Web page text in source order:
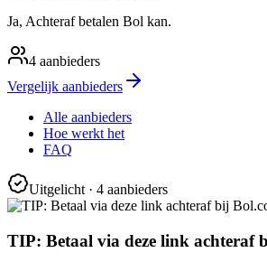
Ja, Achteraf betalen Bol kan.
4 aanbieders
Vergelijk aanbieders
Alle aanbieders
Hoe werkt het
FAQ
Uitgelicht· 4 aanbieders
TIP: Betaal via deze link achteraf